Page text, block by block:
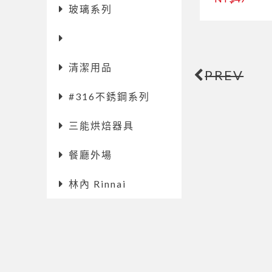
玻璃系列
清潔用品
#316不銹鋼系列
三能烘焙器具
餐廳外場
林內 Rinnai
PREV